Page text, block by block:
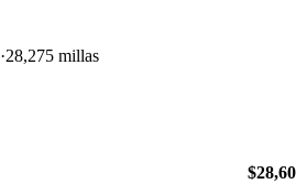
28,275 millas